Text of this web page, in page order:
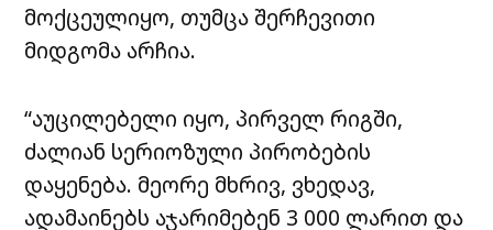
მოქცეულიყო, თუმცა შერჩევითი
მიდგომა არჩია.
“აუცილებელი იყო, პირველ რიგში,
ძალიან სერიოზული პირობების
დაყენება. მეორე მხრივ, ვხედავ,
ადამაინებს აჯარიმებენ 3 000 ლარით და